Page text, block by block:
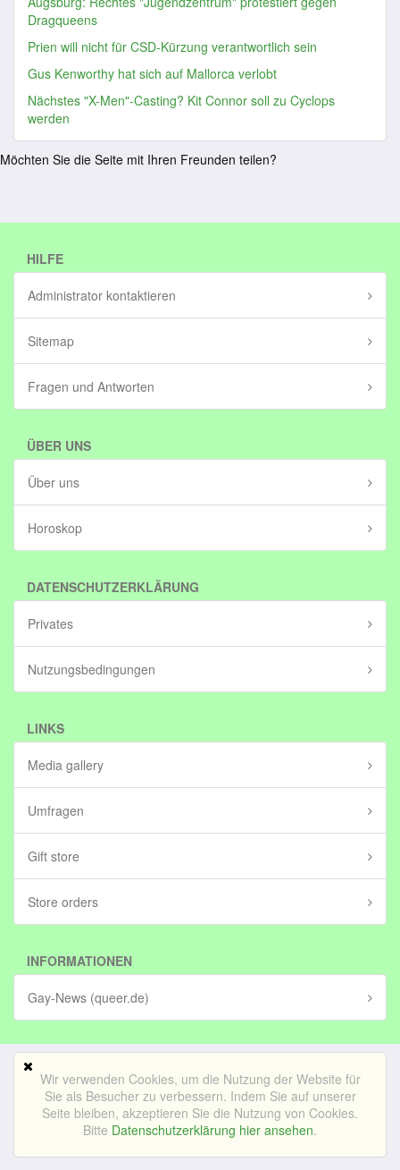
Dragqueens
Prien will nicht für CSD-Kürzung verantwortlich sein
Gus Kenworthy hat sich auf Mallorca verlobt
Nächstes "X-Men"-Casting? Kit Connor soll zu Cyclops
werden
Möchten Sie die Seite mit Ihren Freunden teilen?
Wir verwenden Cookies, um die Nutzung der Website für
Sie als Besucher zu verbessern. Indem Sie auf unserer
Seite bleiben, akzeptieren Sie die Nutzung von Cookies.
Bitte Datenschutzerklärung hier ansehen.
HILFE
Administrator kontaktieren
Sitemap
Fragen und Antworten
ÜBER UNS
Über uns
Horoskop
DATENSCHUTZERKLÄRUNG
Privates
Nutzungsbedingungen
LINKS
Media gallery
Umfragen
Gift store
Store orders
INFORMATIONEN
Gay-News (queer.de)
Mobile Version
© Bedrijf voor lekker internetten BV (in stichting)|Impressum